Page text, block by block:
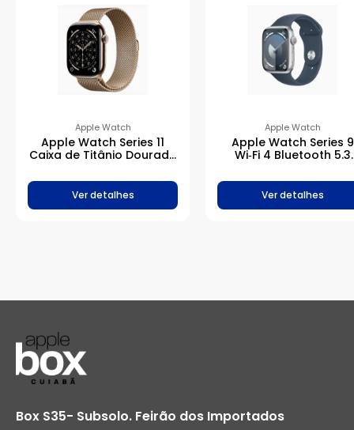
Apple Watch
Apple Watch Series 11
Caixa de Titânio Dourada
Milanês Dourada
Ver detalhes
Apple Watch
Apple Watch Series 9
Wi‑Fi 4 Bluetooth 5.3
alumínio – 45 mm •
Pulseira esportiva
tempestade
Ver detalhes
Box S35- Subsolo. Feirão dos Importados